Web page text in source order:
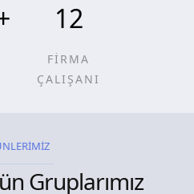
12
FİRMA
ÇALIŞANI
Gruplarımız